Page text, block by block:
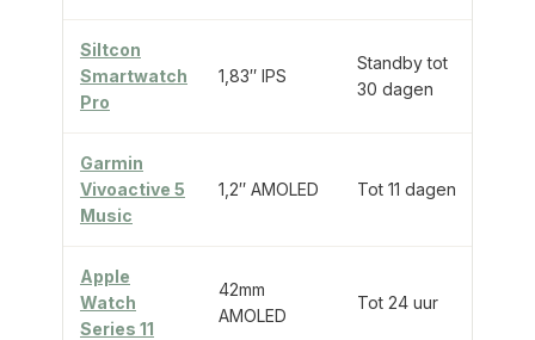
Siltcon
Smartwatch
Pro
1,83″ IPS
Standby tot
30 dagen
Garmin
Vivoactive 5
Music
1,2″ AMOLED Tot 11 dagen
Apple
Watch
Series 11
42mm
AMOLED
Tot 24 uur